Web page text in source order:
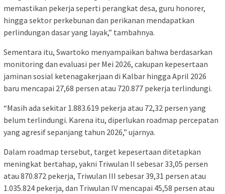
memastikan pekerja seperti perangkat desa, guru honorer,
hingga sektor perkebunan dan perikanan mendapatkan
perlindungan dasar yang layak,” tambahnya.
Sementara itu, Swartoko menyampaikan bahwa berdasarkan
monitoring dan evaluasi per Mei 2026, cakupan kepesertaan
jaminan sosial ketenagakerjaan di Kalbar hingga April 2026
baru mencapai 27,68 persen atau 720.877 pekerja terlindungi.
“Masih ada sekitar 1.883.619 pekerja atau 72,32 persen yang
belum terlindungi. Karena itu, diperlukan roadmap percepatan
yang agresif sepanjang tahun 2026,” ujarnya.
Dalam roadmap tersebut, target kepesertaan ditetapkan
meningkat bertahap, yakni Triwulan II sebesar 33,05 persen
atau 870.872 pekerja, Triwulan III sebesar 39,31 persen atau
1.035.824 pekerja, dan Triwulan IV mencapai 45,58 persen atau